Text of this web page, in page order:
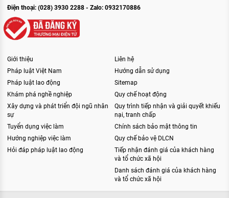
Điện thoại: (028) 3930 2288 - Zalo: 0932170886
Giới thiệu
Pháp luật Việt Nam
Pháp luật lao động
Khám phá nghề nghiệp
Xây dựng và phát triển đội ngũ nhân
sự
Tuyển dụng việc làm
Hướng nghiệp việc làm
Hỏi đáp pháp luật lao động
Liên hệ
Hướng dẫn sử dụng
Sitemap
Quy chế hoạt động
Quy trình tiếp nhận và giải quyết khiếu
nại, tranh chấp
Chính sách bảo mật thông tin
Quy chế bảo vệ DLCN
Tiếp nhận đánh giá của khách hàng
và tổ chức xã hội
Danh sách đánh giá của khách hàng
và tổ chức xã hội